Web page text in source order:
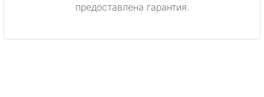
предоставлена гарантия.